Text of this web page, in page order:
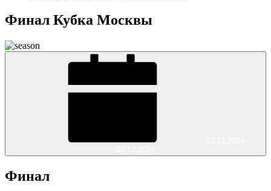
Финал Кубка Москвы
Финал